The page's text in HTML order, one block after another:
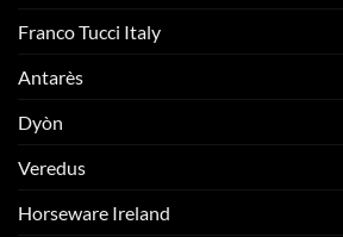
Franco Tucci Italy
Antarès
Dyòn
Veredus
Horseware Ireland